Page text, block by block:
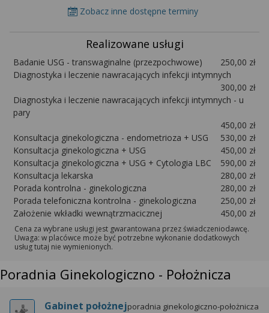
Zobacz inne dostępne terminy
Realizowane usługi
Badanie USG - transwaginalne (przezpochwowe)
250,00 zł
Diagnostyka i leczenie nawracających infekcji intymnych
300,00 zł
Diagnostyka i leczenie nawracających infekcji intymnych - u
pary
450,00 zł
Konsultacja ginekologiczna - endometrioza + USG
530,00 zł
Konsultacja ginekologiczna + USG
450,00 zł
Konsultacja ginekologiczna + USG + Cytologia LBC
590,00 zł
Konsultacja lekarska
280,00 zł
Porada kontrolna - ginekologiczna
280,00 zł
Porada telefoniczna kontrolna - ginekologiczna
250,00 zł
Założenie wkładki wewnątrzmacicznej
450,00 zł
Cena za wybrane usługi jest gwarantowana przez świadczeniodawcę.
Uwaga: w placówce może być potrzebne wykonanie dodatkowych
usług tutaj nie wymienionych.
Poradnia Ginekologiczno - Położnicza
Gabinet położnejporadnia ginekologiczno-położnicza